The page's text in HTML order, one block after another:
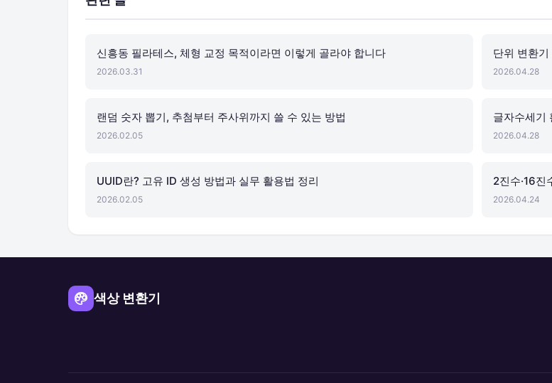
신흥동 필라테스, 체형 교정 목적이라면 이렇게 골라야 합니다
2026.03.31
단위 변환
2026.04.28
랜덤 숫자 뽑기, 추첨부터 주사위까지 쓸 수 있는 방법
2026.02.05
글자수세기
2026.04.28
UUID란? 고유 ID 생성 방법과 실무 활용법 정리
2026.02.05
2진수·16진
2026.04.24
색상 변환기